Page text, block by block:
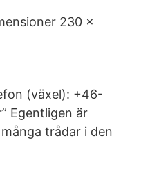
230 x
(växel): +46-
Egentligen är
trådar i den